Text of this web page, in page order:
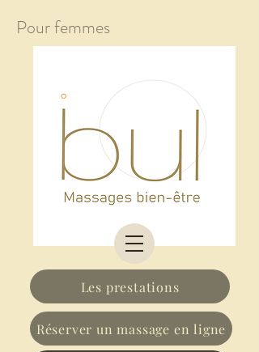
Les prestations
Réserver un massage en ligne
Pour femmes